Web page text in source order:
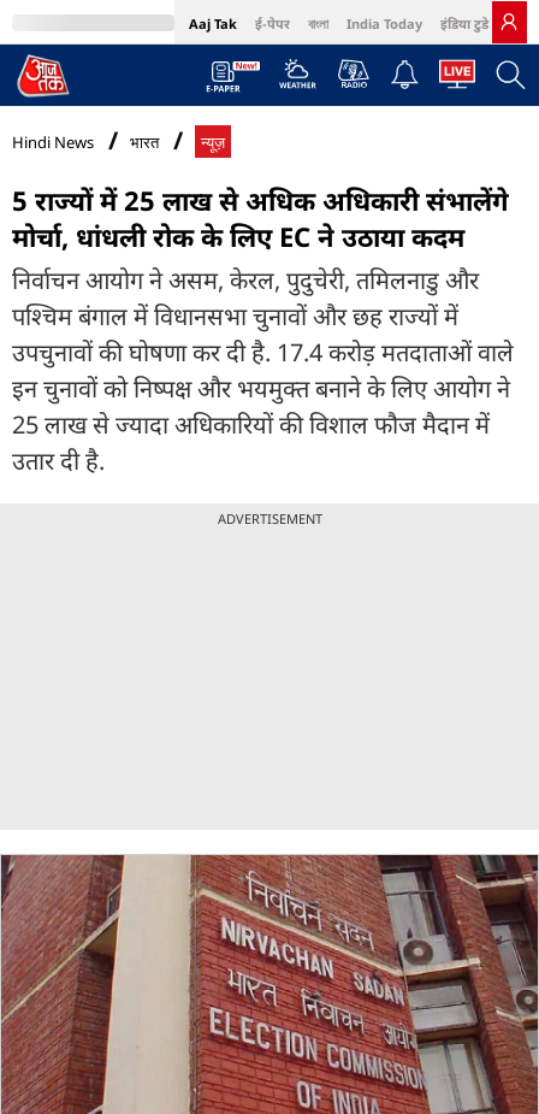
Aaj Tak ई-पेपर বাংলা India Today इंडिया टुडे हिंदी
MumbaiTak Cosmopolitan Harper's Bazaar Northeast
Hindi News भारत न्यूज़
5 राज्यों में 25 लाख से अधिक अधिकारी संभालेंगे
मोर्चा, धांधली रोक के लिए EC ने उठाया कदम
निर्वाचन आयोग ने असम, केरल, पुदुचेरी, तमिलनाडु और
पश्चिम बंगाल में विधानसभा चुनावों और छह राज्यों में
उपचुनावों की घोषणा कर दी है. 17.4 करोड़ मतदाताओं वाले
इन चुनावों को निष्पक्ष और भयमुक्त बनाने के लिए आयोग ने
25 लाख से ज्यादा अधिकारियों की विशाल फौज मैदान में
उतार दी है.
ADVERTISEMENT